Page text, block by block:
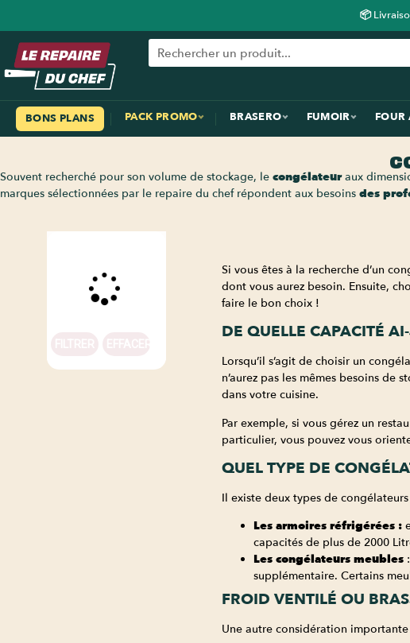
📦
BONS PLANS PACK PROMO BRASERO FUMOIR FOUR
Souvent recherché pour son volume de stockage, le congélateuraux
marques sélectionnées par le repaire du chef répondent aux besoins des
Si vous êtes à la recherche d’un
dont vous aurez besoin. Ensuite,
faire le bon choix !
DE QUELLE CAPACITÉ
Lorsqu’il s’agit de choisir un
n’aurez pas les mêmes besoins
dans votre cuisine.
Par exemple, si vous gérez un
particulier, vous pouvez vous
QUEL TYPE DE
Il existe deux types de
Les armoires réfrigérées :
capacités de plus de 2000
Les congélateurs meubles:
supplémentaire. Certains
FROID VENTILÉ OU
Une autre considération